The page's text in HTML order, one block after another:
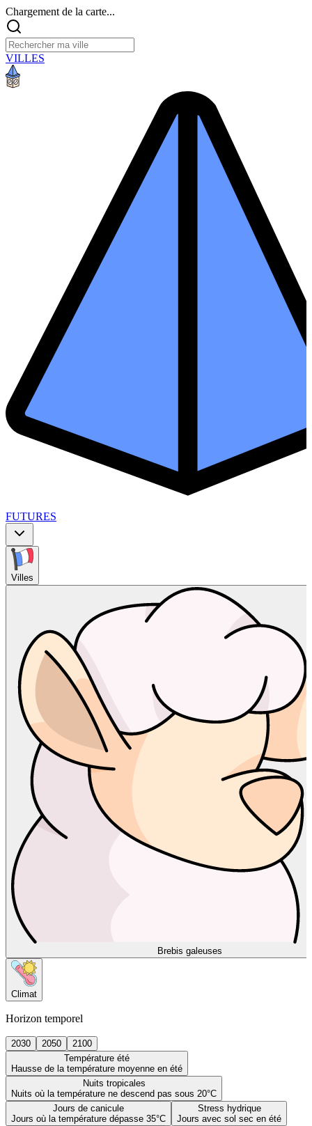
Chargement de la carte...
VILLES
FUTURES
Villes
Brebis galeuses
Climat
Horizon temporel
2030 2050
2100
Température été
Hausse de la température moyenne en été
Nuits tropicales
Nuits où la température ne descend pas sous 20°C
Jours de canicule
Jours où la température dépasse 35°C
Stress hydrique
Jours avec sol sec en été